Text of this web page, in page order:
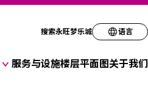
服务与设施楼层平面图关于我们
搜索永旺梦乐城 语言
请选择您的语言
English